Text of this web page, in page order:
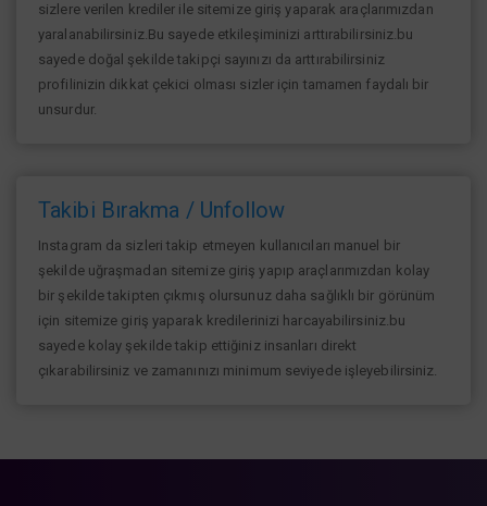
sizlere verilen krediler ile sitemize giriş yaparak araçlarımızdan
yaralanabilirsiniz.Bu sayede etkileşiminizi arttırabilirsiniz.bu
sayede doğal şekilde takipçi sayınızı da arttırabilirsiniz
profilinizin dikkat çekici olması sizler için tamamen faydalı bir
unsurdur.
Takibi Bırakma / Unfollow
Instagram da sizleri takip etmeyen kullanıcıları manuel bir
şekilde uğraşmadan sitemize giriş yapıp araçlarımızdan kolay
bir şekilde takipten çıkmış olursunuz daha sağlıklı bir görünüm
için sitemize giriş yaparak kredilerinizi harcayabilirsiniz.bu
sayede kolay şekilde takip ettiğiniz insanları direkt
çıkarabilirsiniz ve zamanınızı minimum seviyede işleyebilirsiniz.